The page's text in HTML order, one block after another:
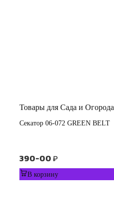
Товары для Сада и Огорода
Секатор 06-072 GREEN BELT
390-00₽
В корзину